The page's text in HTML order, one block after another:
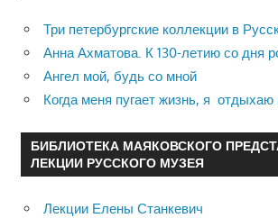
Три петербургские коллекции в
Анна Ахматова. К 130-летию со дня
Ангел мой, будь со мной
Когда меня пугает жизнь, я отдыхаю
БИБЛИОТЕКА МАЯКОВСКОГО
ЛЕКЦИИ РУССКОГО МУЗЕЯ
Лекции Елены Станкевич